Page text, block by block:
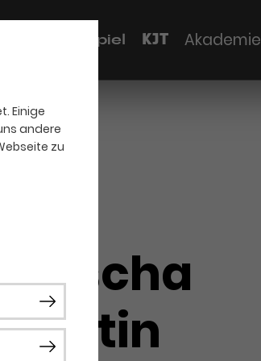
Einige
andere
zu
Schauspiel KJT Akademie